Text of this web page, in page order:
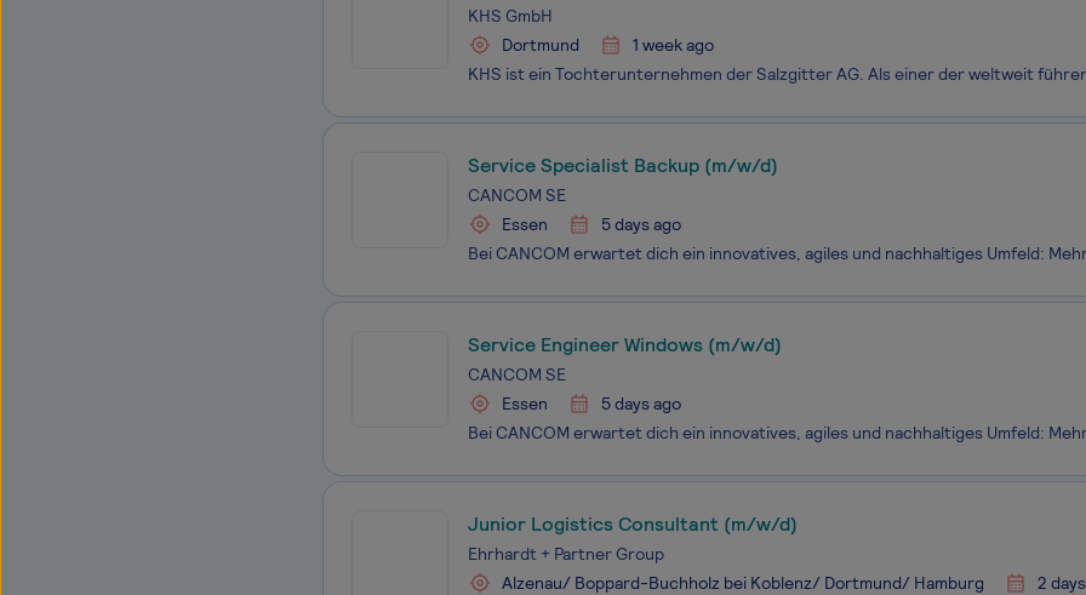
KHS GmbH
Dortmund
1 week ago
Service Specialist Backup (m/w/d)
CANCOM SE
Essen
5 days ago
Service Engineer Windows (m/w/d)
CANCOM SE
Essen
5 days ago
Junior Logistics Consultant (m/w/d)
Ehrhardt + Partner Group
Alzenau/ Boppard-Buchholz bei Koblenz/ Dortmund/ Hamburg
2